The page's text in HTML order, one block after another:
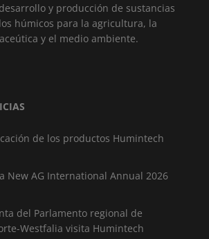
y producción de sustancias
húmicos para la agricultura, la
y el medio ambiente.
de los productos Humintech
New AG International Annual 2026
del Parlamento regional de
Westfalia visita Humintech